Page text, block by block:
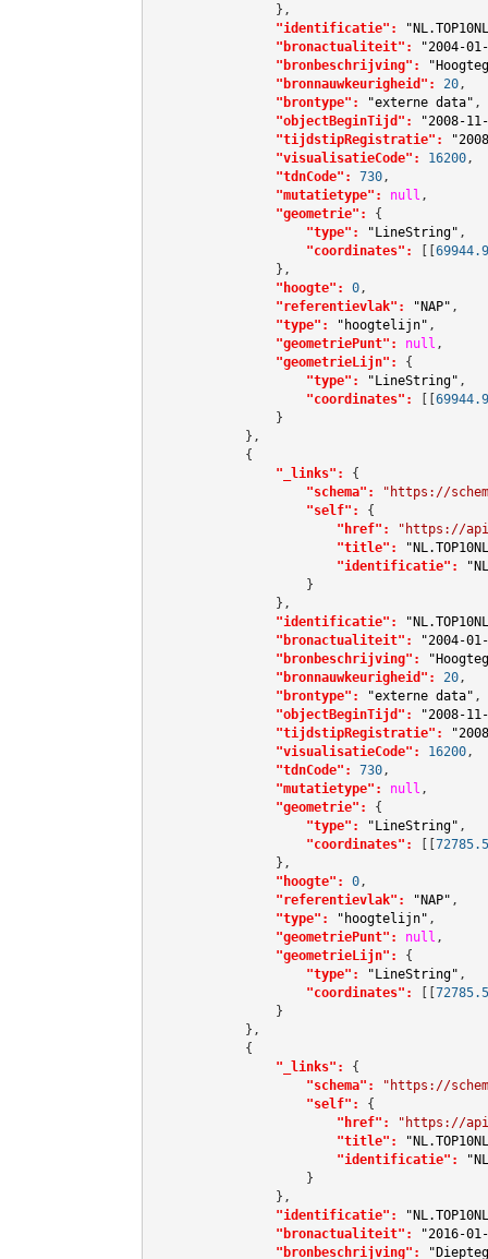
                },
"identificatie":
"bronactualiteit":
"2004-
"bronbeschrijving":
"bronnauwkeurigheid":
20,
"brontype":
"externe data" ,
"objectBeginTijd":
"2008-
"tijdstipRegistratie":
"visualisatieCode":
16200,
"tdnCode":
730,
"mutatietype":
null ,
"geometrie":
{
"type":
"LineString" ,
"coordinates":
[[
                },
"hoogte":
0,
"referentievlak":
"NAP" ,
"type":
"hoogtelijn" ,
"geometriePunt":
null ,
"geometrieLijn":
{
"type":
"LineString" ,
"coordinates":
[[
                }
            },
            {
"_links":
{
"schema":
"https://
"self":
{
"href":
"https://
"title":
"identificatie":
                    }
                },
"identificatie":
"bronactualiteit":
"2004-
"bronbeschrijving":
"bronnauwkeurigheid":
20,
"brontype":
"externe data" ,
"objectBeginTijd":
"2008-
"tijdstipRegistratie":
"visualisatieCode":
16200,
"tdnCode":
730,
"mutatietype":
null ,
"geometrie":
{
"type":
"LineString" ,
"coordinates":
[[
                },
"hoogte":
0,
"referentievlak":
"NAP" ,
"type":
"hoogtelijn" ,
"geometriePunt":
null ,
"geometrieLijn":
{
"type":
"LineString" ,
"coordinates":
[[
                }
            },
            {
"_links":
{
"schema":
"https://
"self":
{
"href":
"https://
"title":
"identificatie":
                    }
                },
"identificatie":
"bronactualiteit":
"2016-
"bronbeschrijving":